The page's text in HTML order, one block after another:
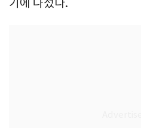
기에 나섰다.